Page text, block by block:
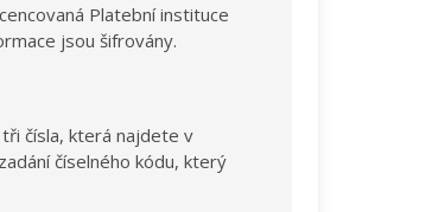
Platební instituce
jsou šifrovány.
čísla, která najdete v
číselného kódu, který